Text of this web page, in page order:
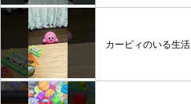
カービィのいる生活